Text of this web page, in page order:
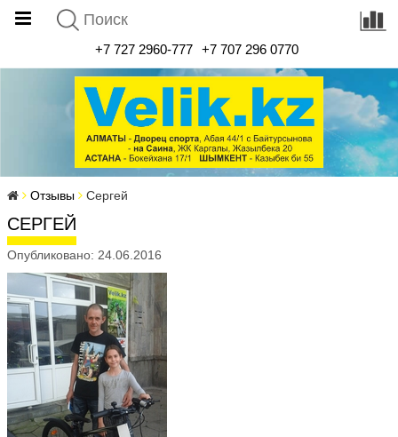
+7 727 2960-777 +7 707 296 0770
Отзывы Сергей
СЕРГЕЙ
Опубликовано: 24.06.2016